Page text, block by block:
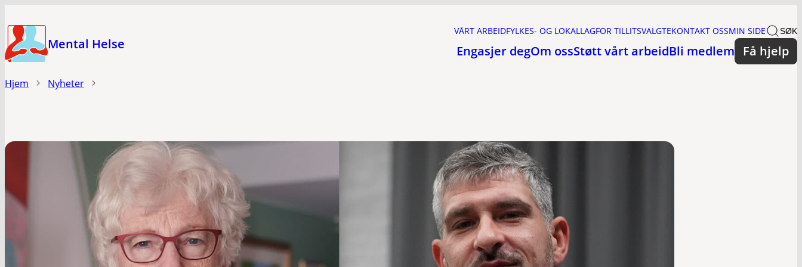
til
hovedinnholdMental Helse
VÅRT ARBEIDFYLKES- OG LOKALLAGFOR TILLITSVALGTEKONTAKT OSSMIN SIDE SØK
Engasjer degOm ossStøtt vårt arbeidBli medlem Få hjelp
Hjem Nyheter